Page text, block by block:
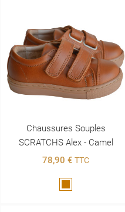
Chaussures Souples
SCRATCHS Alex - Camel
78,90 € TTC